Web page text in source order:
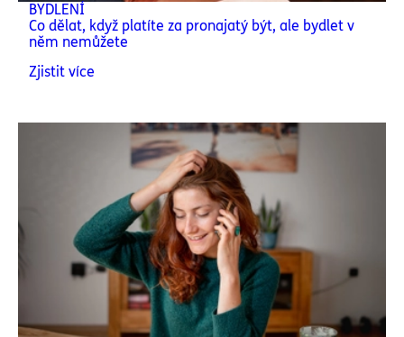
BYDLENÍ
Co dělat, když platíte za pronajatý být, ale bydlet v
něm nemůžete
Zjistit více